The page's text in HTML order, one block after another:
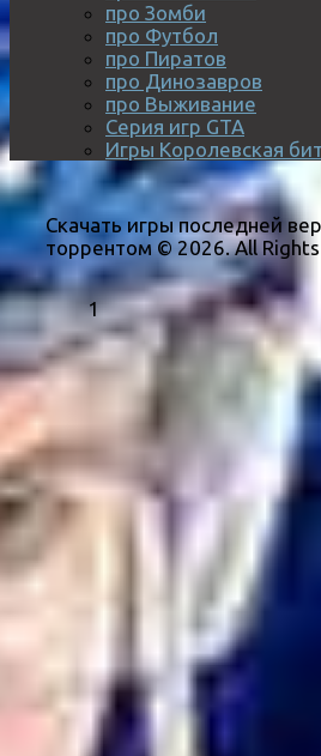
про Зомби
про Футбол
про Пиратов
про Динозавров
про Выживание
Серия игр GTA
Игры Королевская
Скачать игры последней
торрентом © 2026. All Rights
1